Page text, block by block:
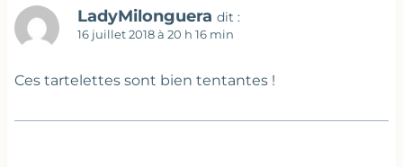
LadyMilonguera dit :
16 juillet 2018 à 20 h 16 min
Ces tartelettes sont bien tentantes !